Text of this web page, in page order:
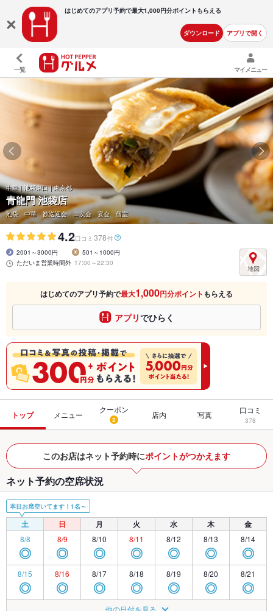
はじめてのアプリ予約で最大1,000円分ポイントもらえる
ダウンロード アプリで開く
一覧 マイメニュー
中華 | 池袋東口 | 東京都
青龍門 池袋店
池袋 中華 歓送迎会 二次会 宴会 個室
4.2口コミ 378件
2001～3000円
501～1000円
ただいま営業時間外 17:00～22:30
はじめてのアプリ予約で最大1,000円分ポイント もらえる
アプリでひらく
トップ メニュー
クーポン
2 店内 写真 口コミ
378
このお店はネット予約時にポイントがつかえます
ネット予約の空席状況
本日お席空いてます！1名～
土 日 月 火 水 木 金
8/8
◎
8/9
◎
8/10
◎
8/11
◎
8/12
◎
8/13
◎
8/14
◎
8/15
◎
8/16
◎
8/17
◎
8/18
◎
8/19
◎
8/20
◎
8/21
◎
8/24 8/25 8/26
他の日付を見る